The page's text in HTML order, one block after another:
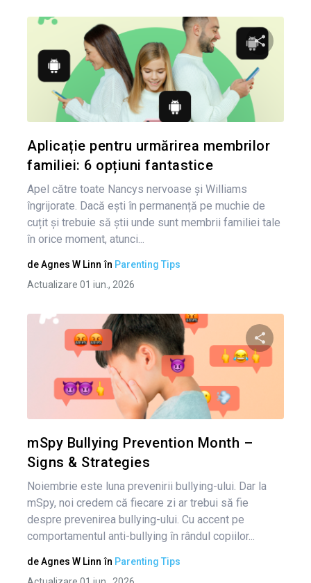
Condividi
Aplicație pentru urmărirea membrilor
familiei: 6 opțiuni fantastice
Apel către toate Nancys nervoase și Williams
îngrijorate. Dacă ești în permanență pe muchie de
cuțit și trebuie să știi unde sunt membrii familiei tale
în orice moment, atunci...
deAgnes W Linn în Parenting Tips
Actualizare 01 iun., 2026
Condividi
mSpy Bullying Prevention Month –
Signs & Strategies
Noiembrie este luna prevenirii bullying-ului. Dar la
mSpy, noi credem că fiecare zi ar trebui să fie
despre prevenirea bullying-ului. Cu accent pe
comportamentul anti-bullying în rândul copiilor...
deAgnes W Linn în Parenting Tips